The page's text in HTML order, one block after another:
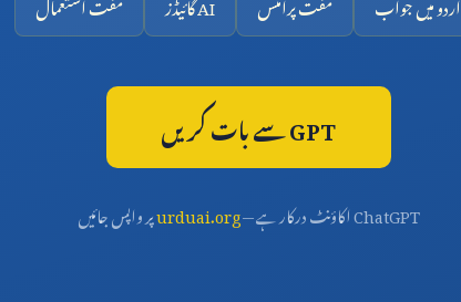
GPT سے بات کریں
ChatGPT اکاؤنٹ درکار ہے — urduai.orgپر واپس جائیں